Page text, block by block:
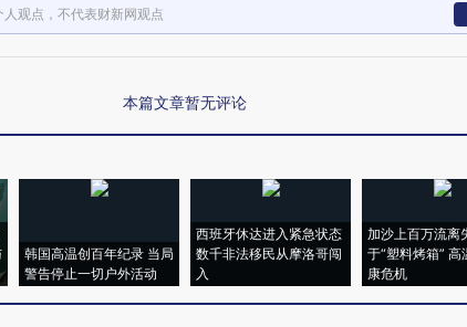
观点，不代表财新网观点
本篇文章暂无评论
韩国高温创百年纪录 当局
警告停止一切户外活动
西班牙休达进入紧急状态
数千非法移民从摩洛哥闯
入
加沙上百万流离
于“塑料烤箱” 高
康危机